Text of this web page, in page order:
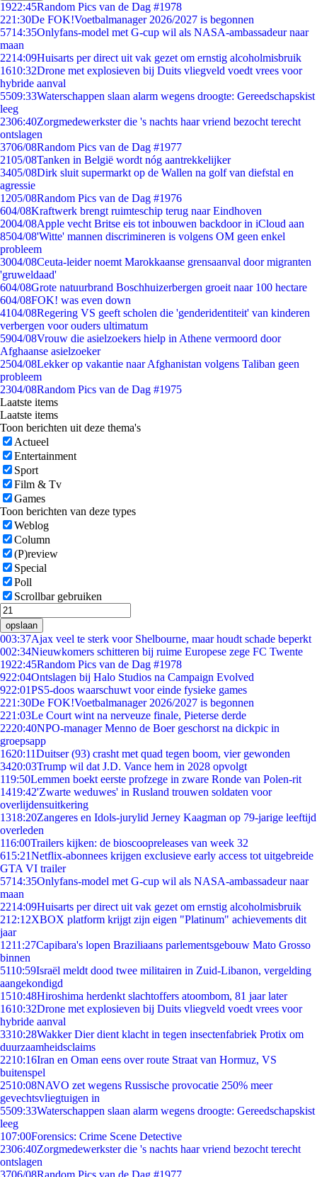
1922:45Random Pics van de Dag #1978
221:30De FOK!Voetbalmanager 2026/2027 is begonnen
5714:35Onlyfans-model met G-cup wil als NASA-ambassadeur naar
maan
2214:09Huisarts per direct uit vak gezet om ernstig alcoholmisbruik
1610:32Drone met explosieven bij Duits vliegveld voedt vrees voor
hybride aanval
5509:33Waterschappen slaan alarm wegens droogte: Gereedschapskist
leeg
2306:40Zorgmedewerkster die 's nachts haar vriend bezocht terecht
ontslagen
3706/08Random Pics van de Dag #1977
2105/08Tanken in België wordt nóg aantrekkelijker
3405/08Dirk sluit supermarkt op de Wallen na golf van diefstal en
agressie
1205/08Random Pics van de Dag #1976
604/08Kraftwerk brengt ruimteschip terug naar Eindhoven
2004/08Apple vecht Britse eis tot inbouwen backdoor in iCloud aan
8504/08'Witte' mannen discrimineren is volgens OM geen enkel
probleem
3004/08Ceuta-leider noemt Marokkaanse grensaanval door migranten
'gruweldaad'
604/08Grote natuurbrand Boschhuizerbergen groeit naar 100 hectare
604/08FOK! was even down
4104/08Regering VS geeft scholen die 'genderidentiteit' van kinderen
verbergen voor ouders ultimatum
5904/08Vrouw die asielzoekers hielp in Athene vermoord door
Afghaanse asielzoeker
2504/08Lekker op vakantie naar Afghanistan volgens Taliban geen
probleem
2304/08Random Pics van de Dag #1975
Laatste items
Laatste items
Toon berichten uit deze thema's
Actueel
Entertainment
Sport
Film & Tv
Games
Toon berichten van deze types
Weblog
Column
(P)review
Special
Poll
Scrollbar gebruiken
opslaan
003:37Ajax veel te sterk voor Shelbourne, maar houdt schade beperkt
002:34Nieuwkomers schitteren bij ruime Europese zege FC Twente
1922:45Random Pics van de Dag #1978
922:04Ontslagen bij Halo Studios na Campaign Evolved
922:01PS5-doos waarschuwt voor einde fysieke games
221:30De FOK!Voetbalmanager 2026/2027 is begonnen
221:03Le Court wint na nerveuze finale, Pieterse derde
2220:40NPO-manager Menno de Boer geschorst na dickpic in
groepsapp
1620:11Duitser (93) crasht met quad tegen boom, vier gewonden
3420:03Trump wil dat J.D. Vance hem in 2028 opvolgt
119:50Lemmen boekt eerste profzege in zware Ronde van Polen-rit
1419:42'Zwarte weduwes' in Rusland trouwen soldaten voor
overlijdensuitkering
1318:20Zangeres en Idols-jurylid Jerney Kaagman op 79-jarige leeftijd
overleden
116:00Trailers kijken: de bioscoopreleases van week 32
615:21Netflix-abonnees krijgen exclusieve early access tot uitgebreide
GTA VI trailer
5714:35Onlyfans-model met G-cup wil als NASA-ambassadeur naar
maan
2214:09Huisarts per direct uit vak gezet om ernstig alcoholmisbruik
212:12XBOX platform krijgt zijn eigen "Platinum" achievements dit
jaar
1211:27Capibara's lopen Braziliaans parlementsgebouw Mato Grosso
binnen
5110:59Israël meldt dood twee militairen in Zuid-Libanon, vergelding
aangekondigd
1510:48Hiroshima herdenkt slachtoffers atoombom, 81 jaar later
1610:32Drone met explosieven bij Duits vliegveld voedt vrees voor
hybride aanval
3310:28Wakker Dier dient klacht in tegen insectenfabriek Protix om
duurzaamheidsclaims
2210:16Iran en Oman eens over route Straat van Hormuz, VS
buitenspel
2510:08NAVO zet wegens Russische provocatie 250% meer
gevechtsvliegtuigen in
5509:33Waterschappen slaan alarm wegens droogte: Gereedschapskist
leeg
107:00Forensics: Crime Scene Detective
2306:40Zorgmedewerkster die 's nachts haar vriend bezocht terecht
ontslagen
3706/08Random Pics van de Dag #1977